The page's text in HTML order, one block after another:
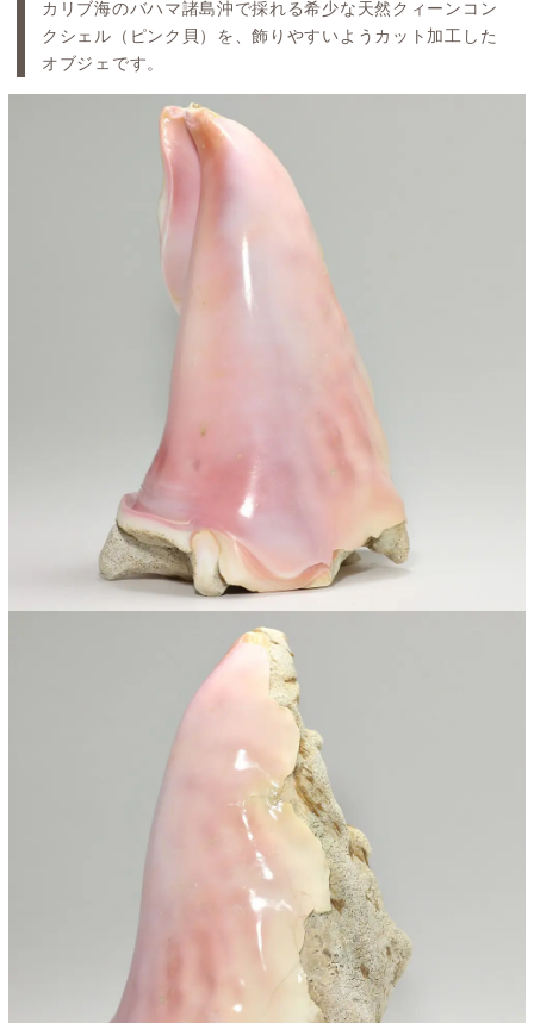
カリブ海のバハマ諸島沖で採れる希少な天然クィーンコン
クシェル（ピンク貝）を、飾りやすいようカット加工した
オブジェです。